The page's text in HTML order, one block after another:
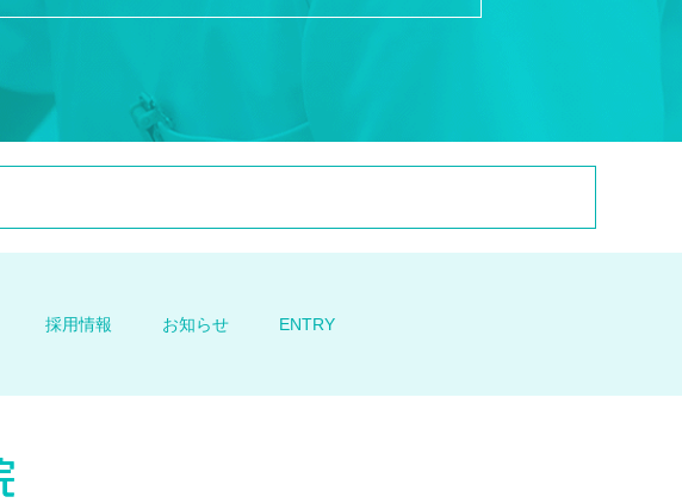
採用情報 お知らせ ENTRY